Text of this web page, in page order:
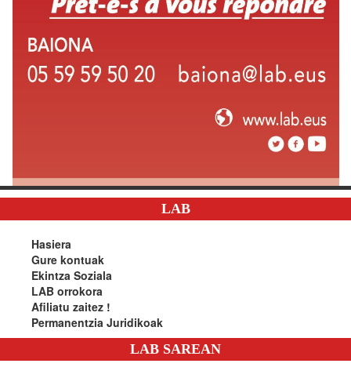
LAB
Hasiera
Gure kontuak
Ekintza Soziala
LAB orrokora
Afiliatu zaitez !
Permanentzia Juridikoak
LAB SAREAN